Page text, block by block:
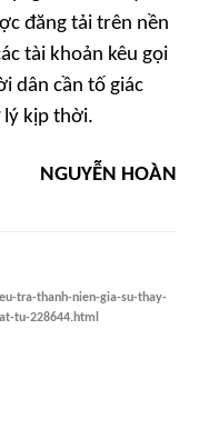
đăng tải trên nền
tài khoản kêu gọi
dân cần tố giác
lý kịp thời.
NGUYỄN HOÀN
tra-thanh-nien-gia-su-thay-
tu-228644.html